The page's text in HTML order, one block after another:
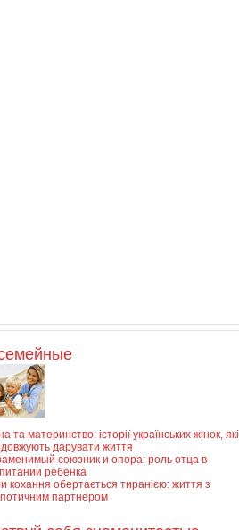
та материнство: історії українських жінок, які
дарувати життя
союзник и опора: роль отца в
ребенка
кохання обертається тиранією: життя з
партнером